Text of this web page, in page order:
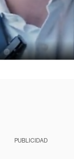
PUBLICIDAD